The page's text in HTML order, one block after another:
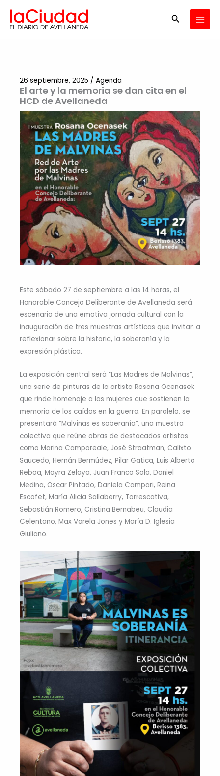
contenido
Buscar
El arte y la memoria se dan cita en el
HCD de Avellaneda
26 septiembre, 2025 / Agenda
Este sábado 27 de septiembre a las 14 horas, el
Honorable Concejo Deliberante de Avellaneda será
escenario de una emotiva jornada cultural con la
inauguración de tres muestras artísticas que invitan a
reflexionar sobre la historia, la soberanía y la
expresión plástica.
La exposición central será “Las Madres de Malvinas”,
una serie de pinturas de la artista Rosana Ocenasek
que rinde homenaje a las mujeres que sostienen la
memoria de los caídos en la guerra. En paralelo, se
presentará “Malvinas es soberanía”, una muestra
colectiva que reúne obras de destacados artistas
como Marina Camporeale, José Straatman, Calixto
Saucedo, Hernán Bermúdez, Pilar Gatica, Luis Alberto
Reboa, Mayra Zelaya, Juan Franco Sola, Daniel
Medina, Oscar Pintado, Daniela Campari, Reina
Escofet, María Alicia Sallaberry, Torrescativa,
Sebastián Romero, Cristina Bernabeu, Claudia
Celentano, Max Varela Jones y María D. Iglesia
Giuliano.